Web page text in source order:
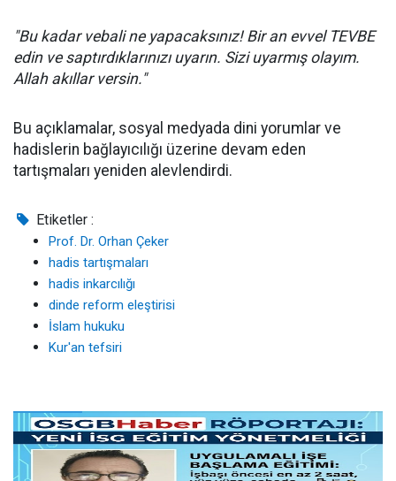
"Bu kadar vebali ne yapacaksınız! Bir an evvel TEVBE
edin ve saptırdıklarınızı uyarın. Sizi uyarmış olayım.
Allah akıllar versin."
Bu açıklamalar, sosyal medyada dini yorumlar ve
hadislerin bağlayıcılığı üzerine devam eden
tartışmaları yeniden alevlendirdi.
Etiketler :
Prof. Dr. Orhan Çeker
hadis tartışmaları
hadis inkarcılığı
dinde reform eleştirisi
İslam hukuku
Kur'an tefsiri